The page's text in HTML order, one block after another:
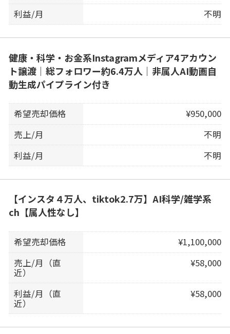
利益/月
不明
健康・科学・お金系Instagramメディア4アカウン
ト譲渡｜総フォロワー約6.4万人｜非属人AI動画自
動生成パイプライン付き
希望売却価格
¥950,000
売上/月
不明
利益/月
不明
【インスタ４万人、tiktok2.7万】AI科学/雑学系
ch【属人性なし】
希望売却価格
¥1,100,000
売上/月（直
近）
¥58,000
利益/月（直
近）
¥58,000